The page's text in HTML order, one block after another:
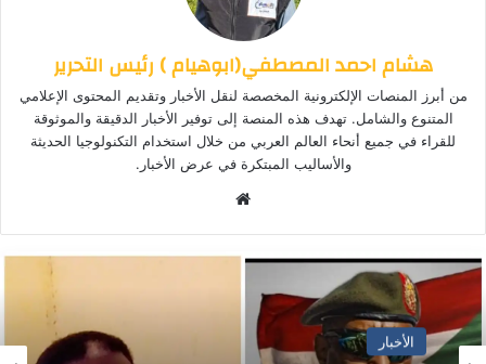
هشام احمد المصطفي(ابوهيام ) رئيس التحرير
من أبرز المنصات الإلكترونية المخصصة لنقل الأخبار وتقديم المحتوى الإعلامي
المتنوع والشامل. تهدف هذه المنصة إلى توفير الأخبار الدقيقة والموثوقة
للقراء في جميع أنحاء العالم العربي من خلال استخدام التكنولوجيا الحديثة
والأساليب المبتكرة في عرض الأخبار.
الأخبار المحلية